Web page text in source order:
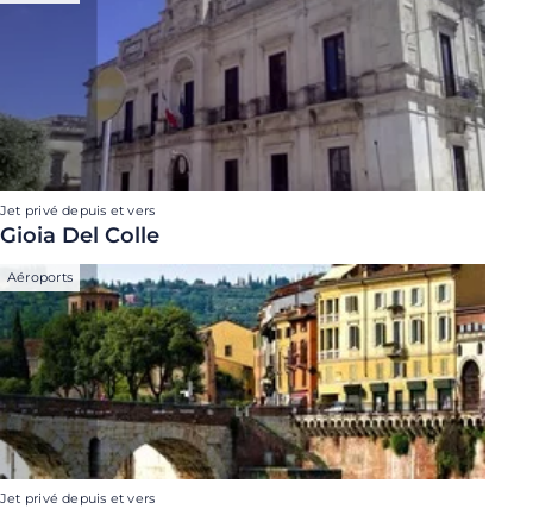
Jet privé depuis et vers
Gioia Del Colle
Aéroports
Jet privé depuis et vers